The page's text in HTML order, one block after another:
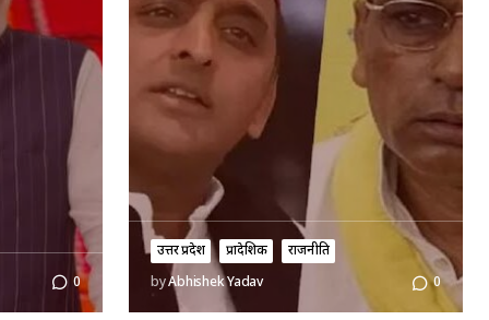
0
उत्तर प्रदेश प्रादेशिक
राजनीति
byAbhishek Yadav 0